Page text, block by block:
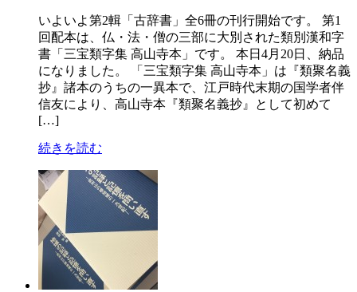
いよいよ第2輯「古辞書」全6冊の刊行開始です。 第1
回配本は、仏・法・僧の三部に大別された類別漢和字
書「三宝類字集 高山寺本」です。 本日4月20日、納品
になりました。 「三宝類字集 高山寺本」は『類聚名義
抄』諸本のうちの一異本で、江戸時代末期の国学者伴
信友により、高山寺本『類聚名義抄』として初めて
[…]
続きを読む